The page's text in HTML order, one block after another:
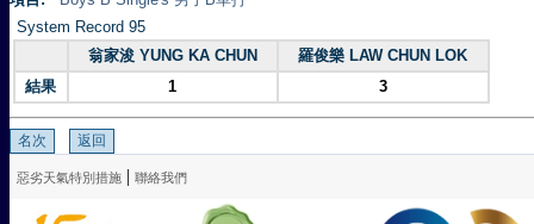
System Record 95
翁家浚 YUNG KA CHUN
羅俊樂 LAW CHUN LOK
結果
1 3